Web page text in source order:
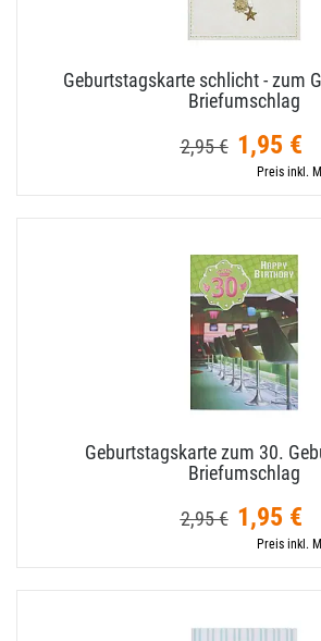
Geburtstagskarte schlicht - zum
Briefumschlag
2,95 € 1,95 €
Preis inkl.
Geburtstagskarte zum 30.
Briefumschlag
2,95 € 1,95 €
Preis inkl.